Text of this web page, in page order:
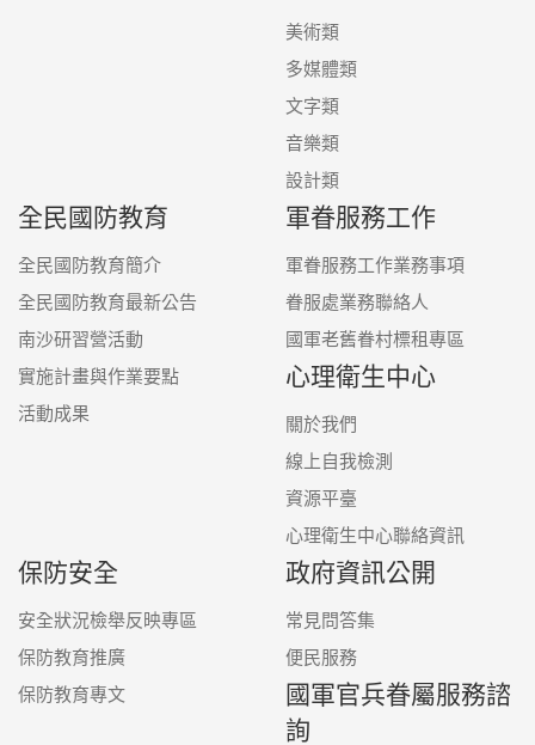
美術類
多媒體類
文字類
音樂類
設計類
全民國防教育
全民國防教育簡介
全民國防教育最新公告
南沙研習營活動
實施計畫與作業要點
活動成果
軍眷服務工作
軍眷服務工作業務事項
眷服處業務聯絡人
國軍老舊眷村標租專區
心理衛生中心
關於我們
線上自我檢測
資源平臺
心理衛生中心聯絡資訊
保防安全
安全狀況檢舉反映專區
保防教育推廣
保防教育專文
政府資訊公開
常見問答集
便民服務
國軍官兵眷屬服務諮
詢